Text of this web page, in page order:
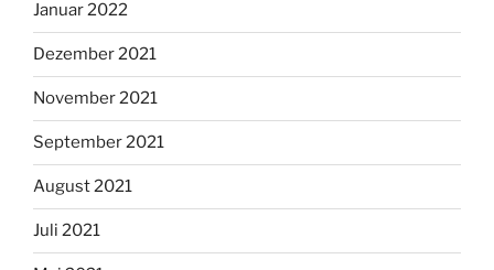
Januar 2022
Dezember 2021
November 2021
September 2021
August 2021
Juli 2021